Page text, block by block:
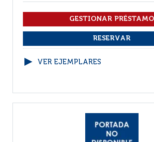
VER EJEMPLARES